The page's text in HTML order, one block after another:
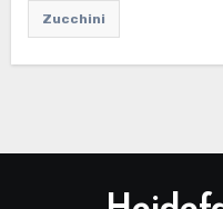
Zucchini